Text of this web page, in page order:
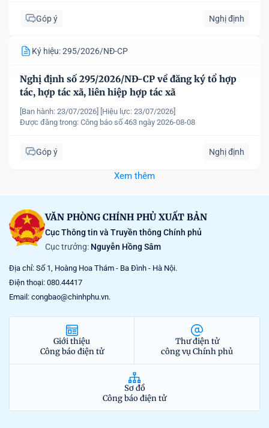
Góp ý Nghị định
Ký hiệu: 295/2026/NĐ-CP
Nghị định số 295/2026/NĐ-CP về đăng ký tổ hợp
tác, hợp tác xã, liên hiệp hợp tác xã
[Ban hành: 23/07/2026]
[Hiệu lực: 23/07/2026]
Được đăng trong: Công báo số 463 ngày 2026-08-08
Góp ý Nghị định
Xem thêm
VĂN PHÒNG CHÍNH PHỦ XUẤT BẢN
Cục Thông tin và Truyền thông Chính phủ
Cục trưởng: Nguyễn Hồng Sâm
Địa chỉ: Số 1, Hoàng Hoa Thám - Ba Đình - Hà Nội.
Điện thoại: 080.44417
Email: congbao@chinhphu.vn.
Giới thiệu
Công báo điện tử
Thư điện tử
công vụ Chính phủ
Sơ đồ
Công báo điện tử